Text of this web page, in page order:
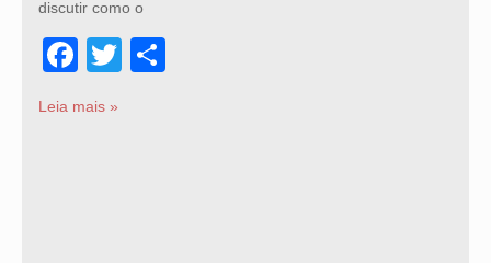
discutir como o
Facebook
Twitter
Leia mais »